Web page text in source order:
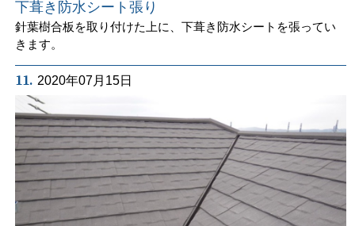
下葺き防水シート張り
針葉樹合板を取り付けた上に、下葺き防水シートを張ってい
きます。
11. 2020年07月15日